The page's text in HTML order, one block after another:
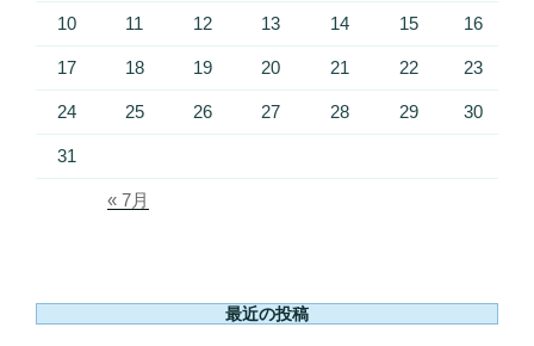
10 11 12 13 14 15 16
17 18 19 20 21 22 23
24 25 26 27 28 29 30
31
« 7月
最近の投稿